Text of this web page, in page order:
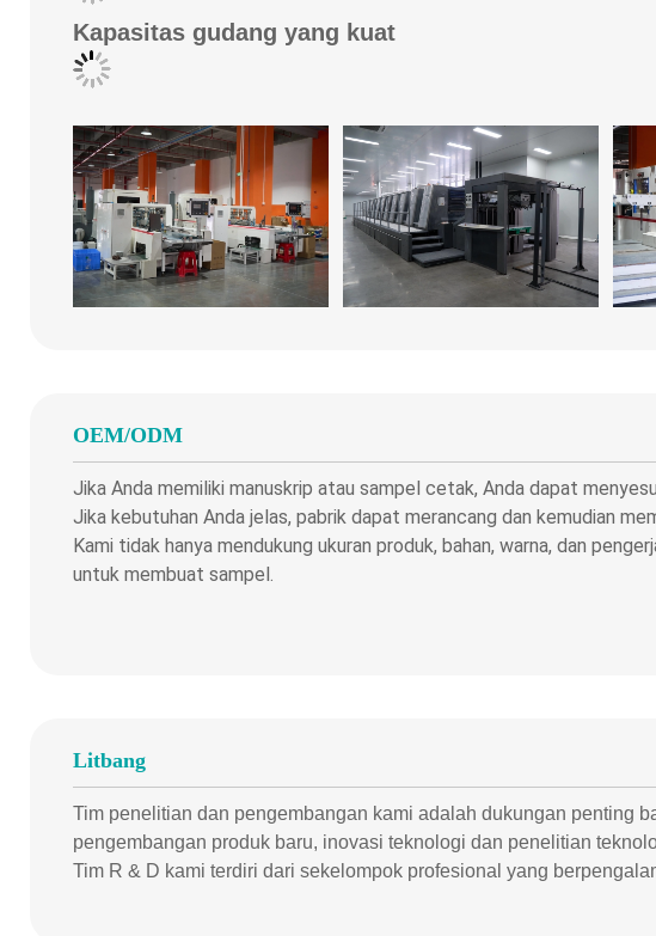
Kapasitas gudang yang kuat
OEM/ODM
Jika Anda memiliki manuskrip atau sampel cetak, Anda dapat
Jika kebutuhan Anda jelas, pabrik dapat merancang dan kemudian
Kami tidak hanya mendukung ukuran produk, bahan, warna, dan
untuk membuat sampel.
Litbang
Tim penelitian dan pengembangan kami adalah dukungan penting
pengembangan produk baru, inovasi teknologi dan penelitian
Tim R & D kami terdiri dari sekelompok profesional yang